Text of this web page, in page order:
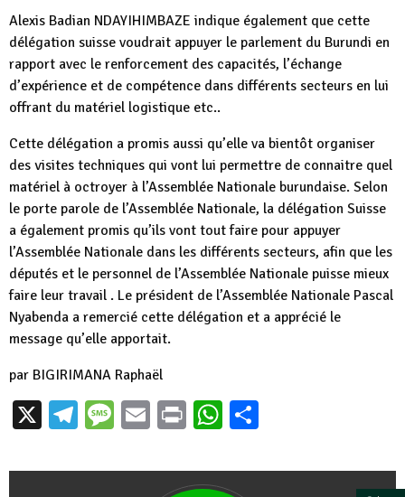
Alexis Badian NDAYIHIMBAZE indique également que cette
délégation suisse voudrait appuyer le parlement du Burundi en
rapport avec le renforcement des capacités, l’échange
d’expérience et de compétence dans différents secteurs en lui
offrant du matériel logistique etc..
Cette délégation a promis aussi qu’elle va bientôt organiser
des visites techniques qui vont lui permettre de connaitre quel
matériel à octroyer à l’Assemblée Nationale burundaise. Selon
le porte parole de l’Assemblée Nationale, la délégation Suisse
a également promis qu’ils vont tout faire pour appuyer
l’Assemblée Nationale dans les différents secteurs, afin que les
députés et le personnel de l’Assemblée Nationale puisse mieux
faire leur travail . Le président de l’Assemblée Nationale Pascal
Nyabenda a remercié cette délégation et a apprécié le
message qu’elle apportait.
par BIGIRIMANA Raphaël
X Telegram
Message
EmailPrintWhatsApp